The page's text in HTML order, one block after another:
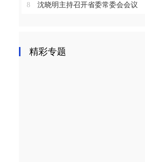
8 沈晓明主持召开省委常委会会议
精彩专题